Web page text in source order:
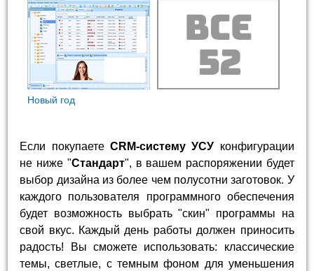
Новый год
Если покупаете CRM-систему УСУ конфигурации
не ниже "Стандарт", в вашем распоряжении будет
выбор дизайна из более чем полусотни заготовок. У
каждого пользователя программного обеспечения
будет возможность выбрать "скин" программы на
свой вкус. Каждый день работы должен приносить
радость! Вы сможете использовать: классические
темы, светлые, с темным фоном для уменьшения